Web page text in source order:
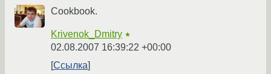
Cookbook.
Krivenok_Dmitry ★
02.08.2007 16:39:22 +00:00
Ссылка